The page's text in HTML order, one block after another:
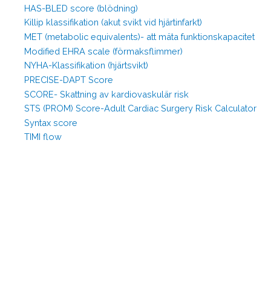
HAS-BLED score (blödning)
Killip klassifikation (akut svikt vid hjärtinfarkt)
MET (metabolic equivalents)- att mäta funktionskapacitet
Modified EHRA scale (förmaksflimmer)
NYHA-Klassifikation (hjärtsvikt)
PRECISE-DAPT Score
SCORE- Skattning av kardiovaskulär risk
STS (PROM) Score-Adult Cardiac Surgery Risk Calculator
Syntax score
TIMI flow